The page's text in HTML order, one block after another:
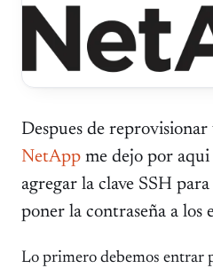
Despues de
NetApp me dejo por aqui
agregar la clave SSH
poner la contraseña a los
Lo primero debemos entrar